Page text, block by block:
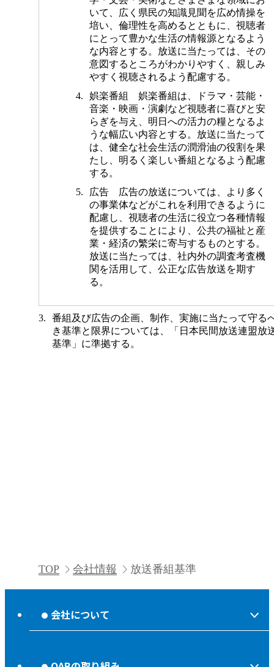
いて、広く県民の知識見聞を広め情操を
培い、倫理性を高めるとともに、視聴者
にとって豊かな生活の情報源となるよう
な内容とする。放送に当たっては、その
意図するところがわかりやすく、親しみ
やすく視聴されるよう配慮する。
娯楽番組 娯楽番組は、ドラマ・芸能・
音楽・映画・演劇など視聴者に喜びと安
らぎを与え、明日への活力の糧となるよ
うな幅広い内容とする。放送に当たって
は、健全な社会生活の潤滑油の役割を果
たし、明るく楽しい番組となるよう配慮
する。
広告 広告の放送については、より多く
の事業体などがこれを利用できるように
配慮し、視聴者の生活に役立つ各種情報
を提供することにより、公共の福祉と産
業・経済の繁栄に寄与するものとする。
放送に当たっては、社内外の調査考査機
関を活用して、公正な広告放送を期す
る。
番組及び広告の企画、制作、実施に当たって守る
き基準と限界については、「日本民間放送連盟放
基準」に準拠する。
TOP 会社情報 放送番組基準
会社について